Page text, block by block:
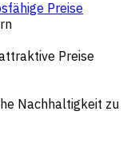
Preise
Preise
Nachhaltigkeit zu